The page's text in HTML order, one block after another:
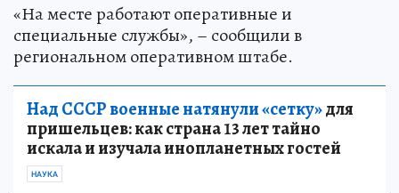
«На месте работают оперативные и
специальные службы», – сообщили в
региональном оперативном штабе.
Над СССР военные натянули «сетку»для
пришельцев: как страна 13 лет тайно
искала и изучала инопланетных гостей
НАУКА